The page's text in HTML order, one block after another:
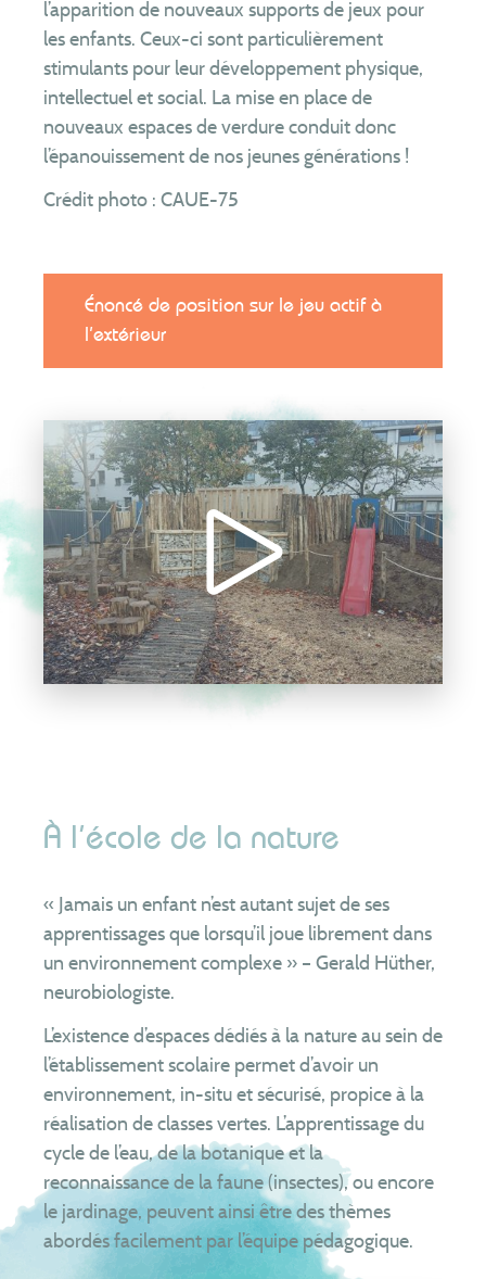
l’apparition de nouveaux supports de jeux pour
les enfants. Ceux-ci sont particulièrement
stimulants pour leur développement physique,
intellectuel et social. La mise en place de
nouveaux espaces de verdure conduit donc
l’épanouissement de nos jeunes générations !
Crédit photo : CAUE-75
Énoncé de position sur le jeu actif à
l’extérieur
À l’école de la nature
« Jamais un enfant n’est autant sujet de ses
apprentissages que lorsqu’il joue librement dans
un environnement complexe » – Gerald Hüther,
neurobiologiste.
L’existence d’espaces dédiés à la nature au sein de
l’établissement scolaire permet d’avoir un
environnement, in-situ et sécurisé, propice à la
réalisation de classes vertes. L’apprentissage du
cycle de l’eau, de la botanique et la
reconnaissance de la faune (insectes), ou encore
le jardinage, peuvent ainsi être des thèmes
abordés facilement par l’équipe pédagogique.